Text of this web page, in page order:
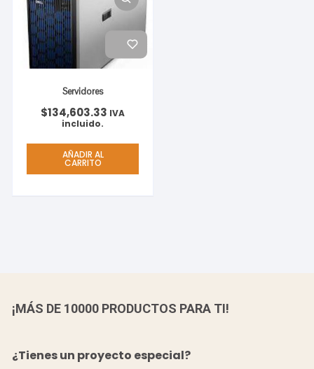
Servidores
$134,603.33 IVA
incluido.
AÑADIR AL
CARRITO
¡MÁS DE 10000 PRODUCTOS PARA TI!
¿Tienes un proyecto especial?